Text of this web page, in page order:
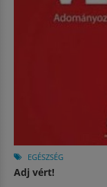
EGÉSZSÉG
Adj vért!